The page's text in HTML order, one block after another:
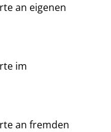
an eigenen
im
an fremden